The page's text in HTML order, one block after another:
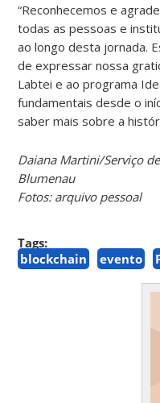
“Reconhecemos e
todas as pessoas e
ao longo desta jornada.
de expressar nossa
Labtei e ao programa
fundamentais desde o
saber mais sobre a
Daiana Martini/Serviço
Blumenau
Fotos: arquivo pessoal
Tags:
blockchain
evento